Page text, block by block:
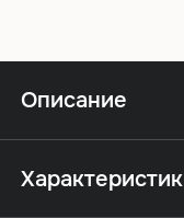
Описание